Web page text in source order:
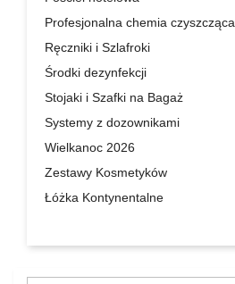
Profesjonalna chemia czyszcząca
Ręczniki i Szlafroki
Środki dezynfekcji
Stojaki i Szafki na Bagaż
Systemy z dozownikami
Wielkanoc 2026
Zestawy Kosmetyków
Łóżka Kontynentalne